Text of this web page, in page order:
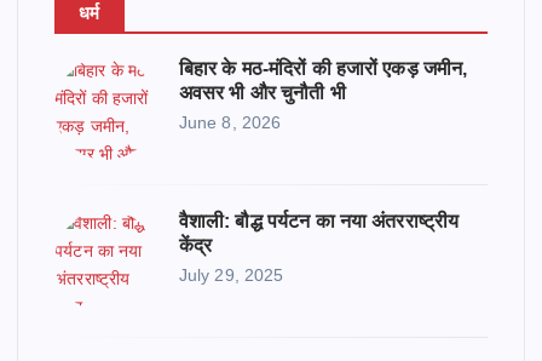
धर्म
बिहार के मठ-मंदिरों की हजारों एकड़ जमीन,
अवसर भी और चुनौती भी
June 8, 2026
वैशाली: बौद्ध पर्यटन का नया अंतरराष्ट्रीय
केंद्र
July 29, 2025